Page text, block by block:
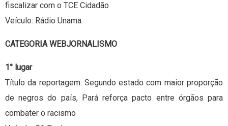
fiscalizar com o TCE Cidadão
Veículo: Rádio Unama
CATEGORIA WEBJORNALISMO
1° lugar
Título da reportagem: Segundo estado com maior proporção
de negros do país, Pará reforça pacto entre órgãos para
combater o racismo